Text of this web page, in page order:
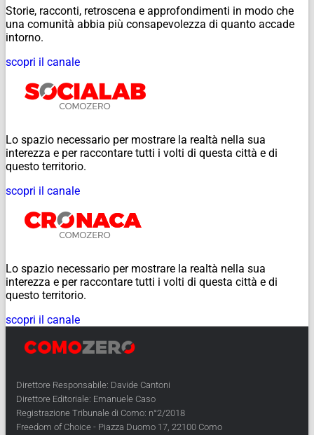
Storie, racconti, retroscena e approfondimenti in modo che
una comunità abbia più consapevolezza di quanto accade
intorno.
scopri il canale
Lo spazio necessario per mostrare la realtà nella sua
interezza e per raccontare tutti i volti di questa città e di
questo territorio.
scopri il canale
Lo spazio necessario per mostrare la realtà nella sua
interezza e per raccontare tutti i volti di questa città e di
questo territorio.
scopri il canale
Direttore Responsabile: Davide Cantoni
Direttore Editoriale: Emanuele Caso
Registrazione Tribunale di Como: n°2/2018
Freedom of Choice - Piazza Duomo 17, 22100 Como